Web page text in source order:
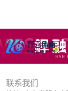
联系我们